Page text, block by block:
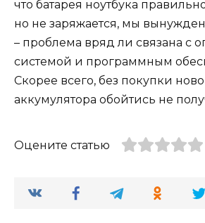
что батарея ноутбука
но не заряжается, мы
– проблема вряд ли связана с
системой и программным
Скорее всего, без покупки
аккумулятора обойтись не
Оцените статью